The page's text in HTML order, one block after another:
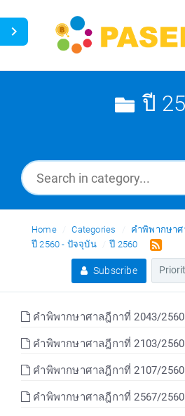
Search
Glossary
Thai
ปี
Home Categories
คำพิพากษาศ
ปี 2560 - ปัจจุบัน
ปี 2560
Subscribe
คำพิพากษาศาลฎีกาที่ 2043/2560
คำพิพากษาศาลฎีกาที่ 2103/2560
คำพิพากษาศาลฎีกาที่ 2107/2560
คำพิพากษาศาลฎีกาที่ 2567/2560